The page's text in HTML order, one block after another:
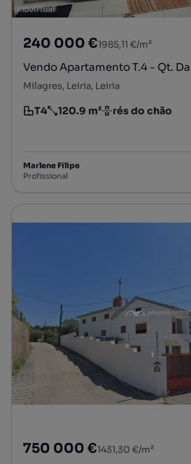
240 000 €1985,11 €/m²
Vendo Apartamento T.4 - Qt.
Milagres, Leiria, Leiria
Tipologia
T4
Preço por metro quadrado
120.9 m²
Andar rés do chão
Marlene Filipe
Profissional
750 000 €1431,30 €/m²